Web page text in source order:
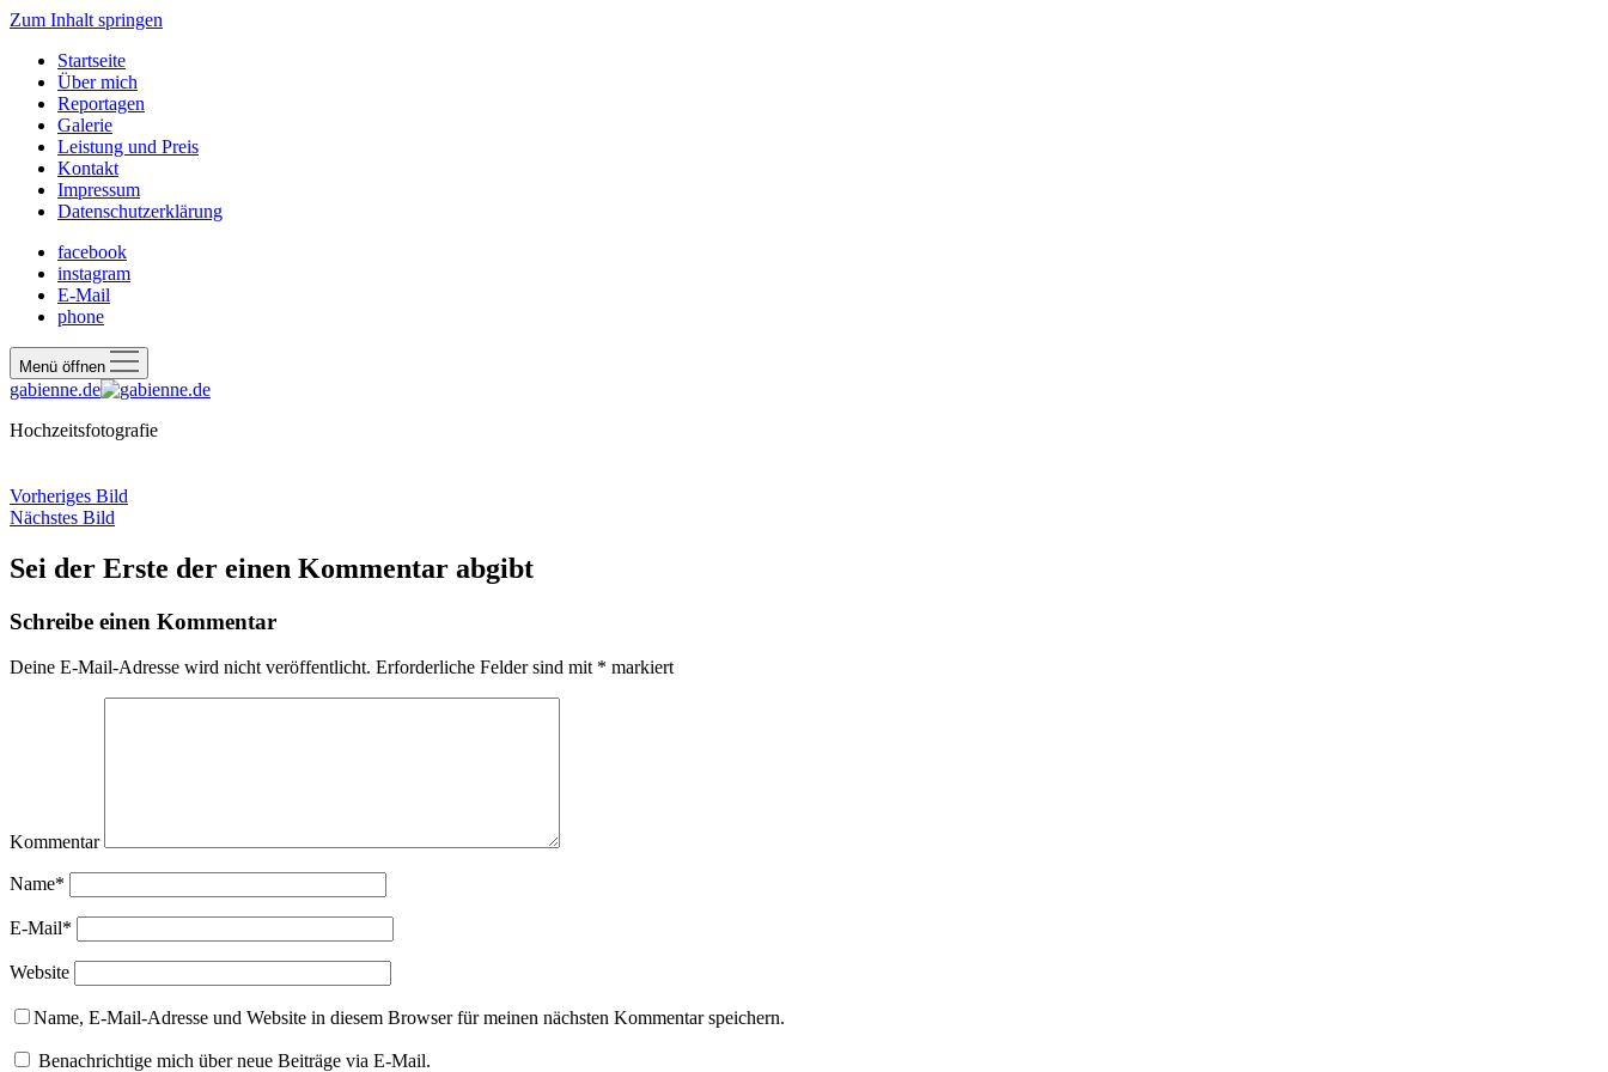
Zum Inhalt springen
Startseite
Über mich
Reportagen
Galerie
Leistung und Preis
Kontakt
Impressum
Datenschutzerklärung
facebook
instagram
E-Mail
phone
Menü öffnen
gabienne.de
Hochzeitsfotografie
Vorheriges Bild
Nächstes Bild
Sei der Erste der einen Kommentar abgibt
Schreibe einen Kommentar
Deine E-Mail-Adresse wird nicht veröffentlicht. Erforderliche Felder sind mit * markiert
Kommentar
Name*
E-Mail*
Website
Name, E-Mail-Adresse und Website in diesem Browser für meinen nächsten Kommentar speichern.
Benachrichtige mich über neue Beiträge via E-Mail.